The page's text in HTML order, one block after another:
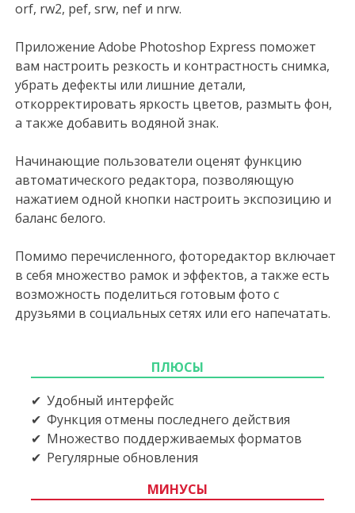
orf, rw2, pef, srw, nef и nrw.
Приложение Adobe Photoshop Express поможет
вам настроить резкость и контрастность снимка,
убрать дефекты или лишние детали,
откорректировать яркость цветов, размыть фон,
а также добавить водяной знак.
Начинающие пользователи оценят функцию
автоматического редактора, позволяющую
нажатием одной кнопки настроить экспозицию и
баланс белого.
Помимо перечисленного, фоторедактор включает
в себя множество рамок и эффектов, а также есть
возможность поделиться готовым фото с
друзьями в социальных сетях или его напечатать.
ПЛЮСЫ
Удобный интерфейс
Функция отмены последнего действия
Множество поддерживаемых форматов
Регулярные обновления
МИНУСЫ